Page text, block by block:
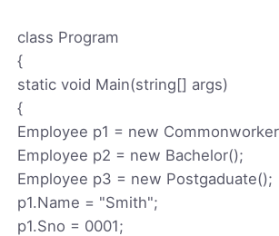
class Program
{
static void Main(string[] args)
{
Employee p1 = new
Employee p2 = new Bachelor();
Employee p3 = new Postgaduate();
p1.Name = "Smith";
p1.Sno = 0001;